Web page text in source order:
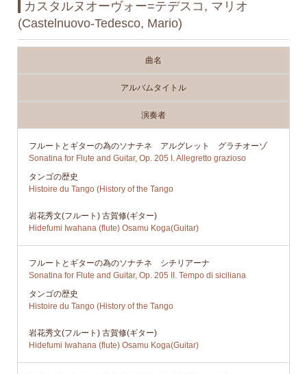
カスタルヌオーヴォー=テデスコ, マリオ
(Castelnuovo-Tedesco, Mario)
曲名
アルバムタイトル
演奏者
フルートとギターの為のソナチネ アルグレット グラチオーゾ
Sonatina for Flute and Guitar, Op. 205 I. Allegretto grazioso
タンゴの歴史
Histoire du Tango (History of the Tango
岩花秀文(フルート) 古賀修(ギター)
Hidefumi Iwahana (flute) Osamu Koga(Guitar)
フルートとギターの為のソナチネ シチリアーナ
Sonatina for Flute and Guitar, Op. 205 II. Tempo di siciliana
タンゴの歴史
Histoire du Tango (History of the Tango
岩花秀文(フルート) 古賀修(ギター)
Hidefumi Iwahana (flute) Osamu Koga(Guitar)